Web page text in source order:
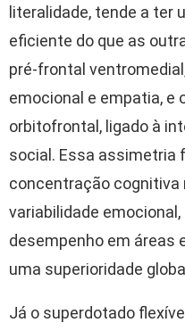
literalidade, tende a ter
eficiente do que as
pré-frontal
emocional e empatia, e
orbitofrontal, ligado à
social. Essa assimetria
concentração cognitiva
variabilidade
desempenho em áreas
uma superioridade
Já o superdotado